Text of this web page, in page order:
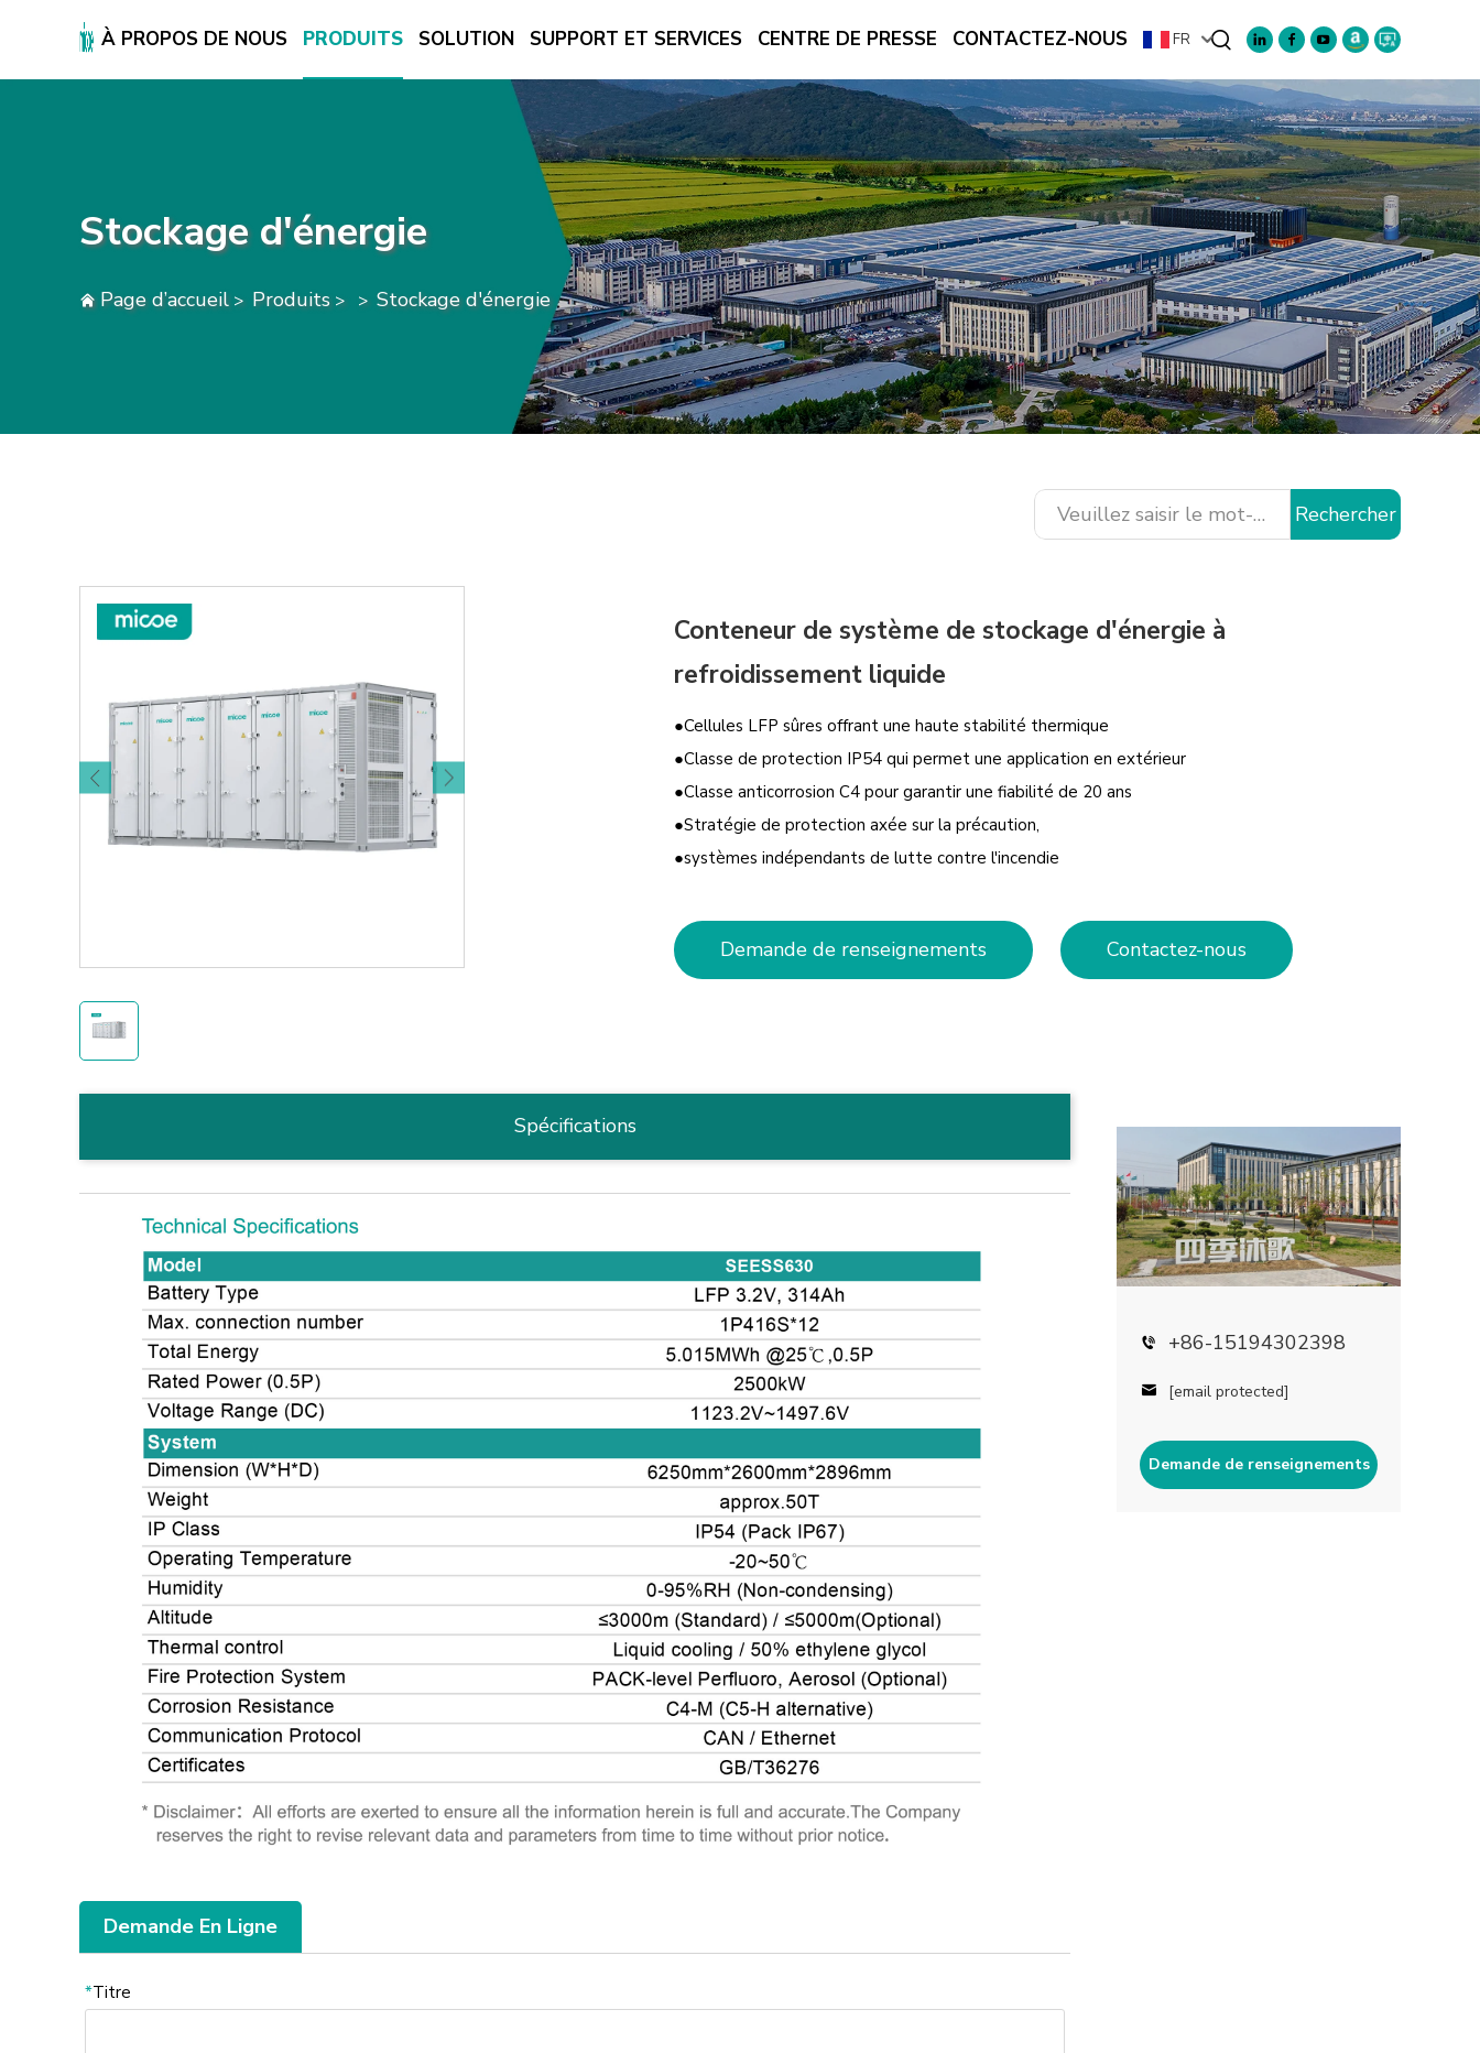
À PROPOS DE NOUS PRODUITS SOLUTION SUPPORT ET SERVICES CENTRE DE PRESSE CONTACTEZ-NOUS FR
SUPPORT ET SERVICES
CONTACTEZ-NOUS
Rechercher
Stockage d'énergie
Page d’accueil > Produits> > Stockage d'énergie
Rechercher
Conteneur de système de stockage d'énergie à
refroidissement liquide
●Cellules LFP sûres offrant une haute stabilité thermique
●Classe de protection IP54 qui permet une application en extérieur
●Classe anticorrosion C4 pour garantir une fiabilité de 20 ans
●Stratégie de protection axée sur la précaution,
●systèmes indépendants de lutte contre l'incendie
Demande de renseignements Contactez-nous
+86-15194302398
[email protected]
Demande de renseignements
Spécifications
Demande En Ligne
*Titre